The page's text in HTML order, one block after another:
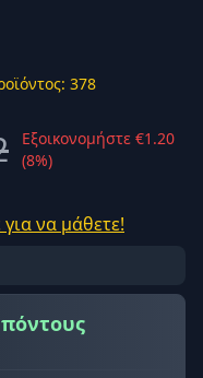
378
Εξοικονομήστε €1.20
(8%)
να μάθετε!